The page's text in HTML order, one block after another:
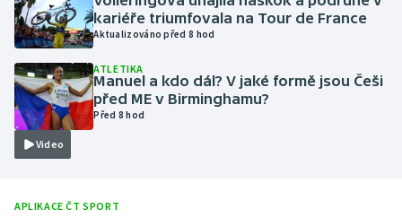
Olympijské hry
Parasport
Plavání
Ragby
kariéře triumfovala na Tour de France
Aktualizováno před 8 hod
Video
ATLETIKA
Manuel a kdo dál? V jaké formě jsou Češi
před ME v Birminghamu?
Před 8 hod
APLIKACE ČT SPORT